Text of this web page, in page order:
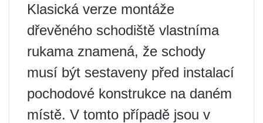
Klasická verze montáže
dřevěného schodiště vlastníma
rukama znamená, že schody
musí být sestaveny před instalací
pochodové konstrukce na daném
místě. V tomto případě jsou v